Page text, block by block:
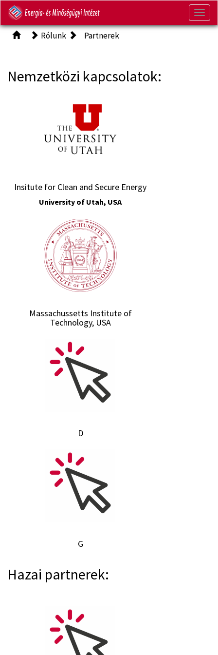
Rólunk Partnerek
Nemzetközi kapcsolatok:
Insitute for Clean and Secure Energy
University of Utah, USA
Massachussetts Institute of
Technology, USA
D
G
Hazai partnerek: